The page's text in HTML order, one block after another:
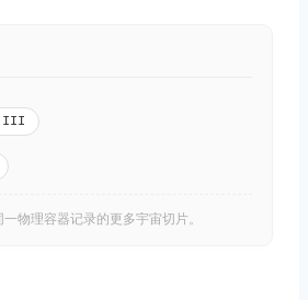
III
物理容器记录的更多宇宙切片。